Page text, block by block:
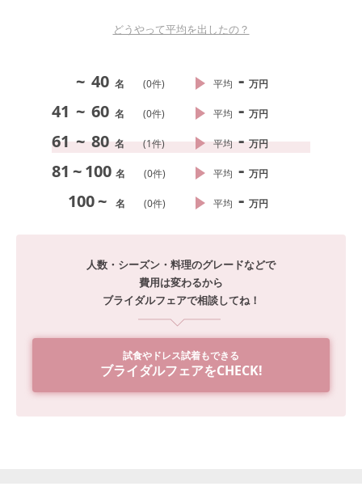
どうやって平均を出したの？
~ 40 名 (0件) 平均 - 万円
41 ~ 60 名 (0件) 平均 - 万円
61 ~ 80 名 (1件) 平均 - 万円
81 ~100 名 (0件) 平均 - 万円
100~ 名 (0件) 平均 - 万円
人数・シーズン・料理のグレードなどで
費用は変わるから
ブライダルフェアで相談してね！
試食やドレス試着もできる
ブライダルフェアをCHECK!